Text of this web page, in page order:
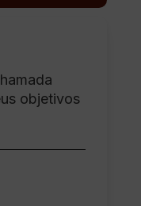
objetivos